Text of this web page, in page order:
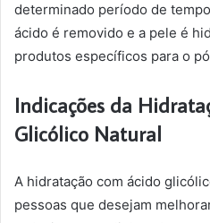
determinado período de
ácido é removido e a pele é
produtos específicos para o
Indicações da
Glicólico Natural
A hidratação com ácido
pessoas que desejam